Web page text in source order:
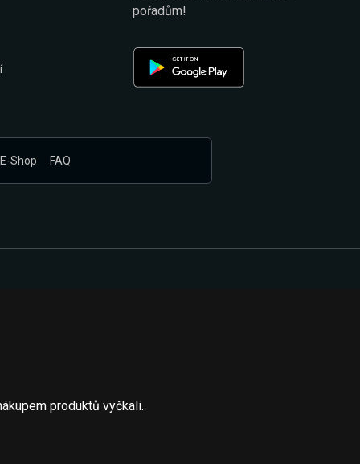
pořadům!
E-Shop FAQ
produktů vyčkali.